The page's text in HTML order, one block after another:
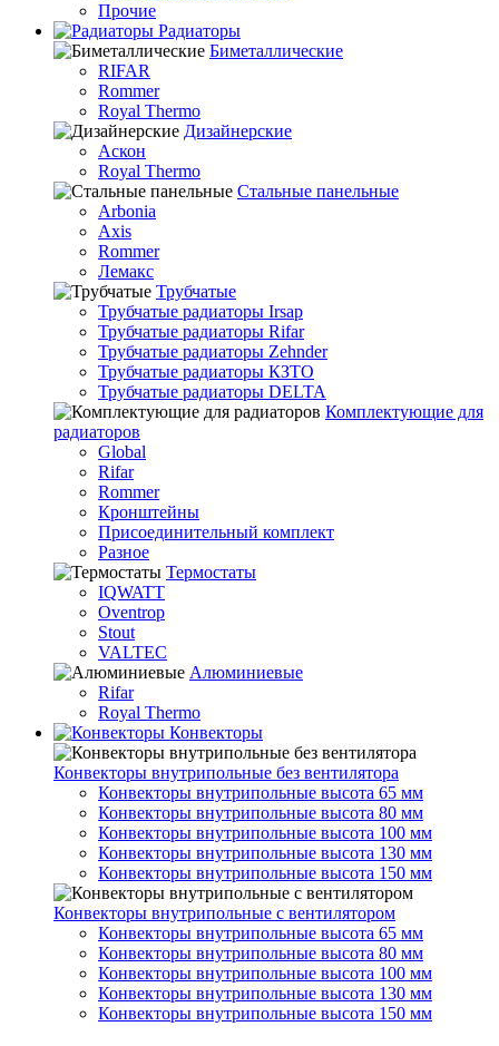
Прочие
Радиаторы
Биметаллические
RIFAR
Rommer
Royal Thermo
Дизайнерские
Аскон
Royal Thermo
Стальные панельные
Arbonia
Axis
Rommer
Лемакс
Трубчатые
Трубчатые радиаторы Irsap
Трубчатые радиаторы Rifar
Трубчатые радиаторы Zehnder
Трубчатые радиаторы КЗТО
Трубчатые радиаторы DELTA
Комплектующие для
радиаторов
Global
Rifar
Rommer
Кронштейны
Присоединительный комплект
Разное
Термостаты
IQWATT
Oventrop
Stout
VALTEC
Алюминиевые
Rifar
Royal Thermo
Конвекторы
Конвекторы внутрипольные без вентилятора
Конвекторы внутрипольные высота 65 мм
Конвекторы внутрипольные высота 80 мм
Конвекторы внутрипольные высота 100 мм
Конвекторы внутрипольные высота 130 мм
Конвекторы внутрипольные высота 150 мм
Конвекторы внутрипольные с вентилятором
Конвекторы внутрипольные высота 65 мм
Конвекторы внутрипольные высота 80 мм
Конвекторы внутрипольные высота 100 мм
Конвекторы внутрипольные высота 130 мм
Конвекторы внутрипольные высота 150 мм